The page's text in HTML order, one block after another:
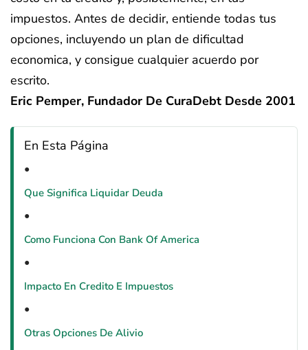
impuestos. Antes de decidir, entiende todas tus
opciones, incluyendo un plan de dificultad
economica, y consigue cualquier acuerdo por
escrito.
Eric Pemper, Fundador De CuraDebt Desde 2001
En Esta Página
Que Significa Liquidar Deuda
Como Funciona Con Bank Of America
Impacto En Credito E Impuestos
Otras Opciones De Alivio